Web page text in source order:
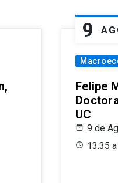
9
Felipe
UC
9 de
13:35